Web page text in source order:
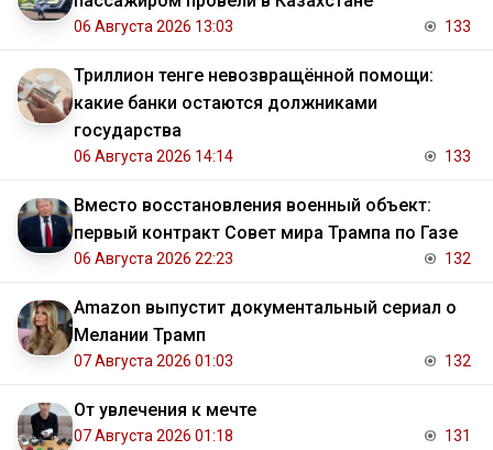
06 Августа 2026 13:03 133
Триллион тенге невозвращённой помощи:
какие банки остаются должниками
государства
06 Августа 2026 14:14 133
Вместо восстановления военный объект:
первый контракт Совет мира Трампа по Газе
06 Августа 2026 22:23 132
Amazon выпустит документальный сериал о
Мелании Трамп
07 Августа 2026 01:03 132
От увлечения к мечте
07 Августа 2026 01:18 131